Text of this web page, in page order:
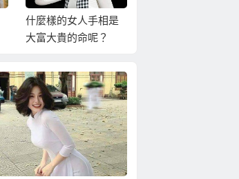
什麼樣的女人手相是
大富大貴的命呢？